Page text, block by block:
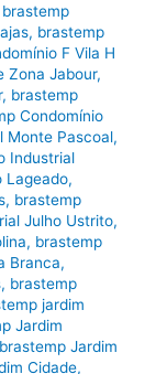
brastemp
, brastemp
F Vila H
Zona Jabour,
, brastemp
Condomínio
Monte Pascoal,
Industrial
Lageado,
, brastemp
Julho Ustrito,
, brastemp
Branca,
, brastemp
jardim
Jardim
brastemp Jardim
Cidade,